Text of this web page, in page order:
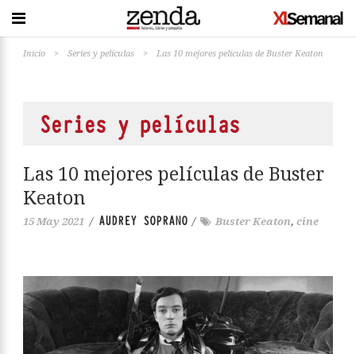
Inicio > Series y películas > Las 10 mejores películas de Buster Keaton
Series y películas
Las 10 mejores películas de Buster
Keaton
15 May 2021 / AUDREY SOPRANO / Buster Keaton, cine